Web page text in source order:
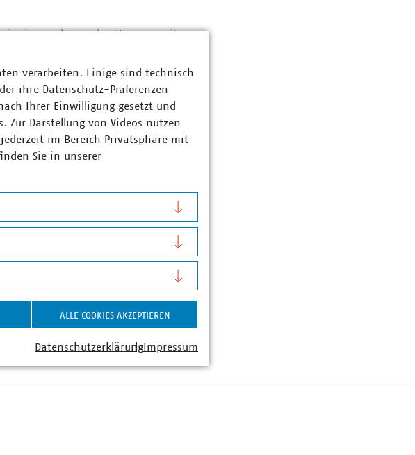
einen schonenden Umgang mit
das Vorsorge- und
dabei eine wesentliche Rolle
Landbewirtschaftung sowie dem
verarbeiten. Einige sind technisch
ihre Datenschutz-Präferenzen
Ihrer Einwilligung gesetzt und
Zur Darstellung von Videos nutzen
im Bereich Privatsphäre mit
Sie in unserer
ALLE COOKIES AKZEPTIEREN
Datenschutzerklärung Impressum